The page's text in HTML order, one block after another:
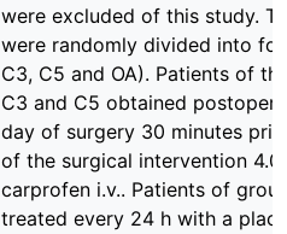
were excluded of this study.
were randomly divided into
C3, C5 and OA). Patients of
C3 and C5 obtained
day of surgery 30 minutes
of the surgical intervention 4.0
carprofen i.v.. Patients of
treated every 24 h with a